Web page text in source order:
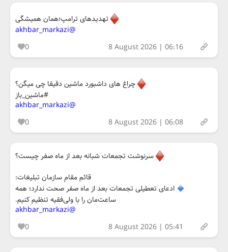
تهدیدهای ترامپ؛همان همیشگی
@akhbar_markazi
0
8 August 2026 | 06:16
چراغ های داشبورد ماشین دقیقا چی میگن؟
#ماشین_باز
@akhbar_markazi
0
8 August 2026 | 06:08
سرنوشت تجمعات شبانه بعد از ماه صفر چیست؟
قائم مقام سازمان تبلیغات:
ادعای تعطیلی تجمعات بعد از ماه صفر صحت ندارد؛ همه
ساعت‌مان را با ولی‌فقیه تنظیم‌ کنیم.
@akhbar_markazi
0
8 August 2026 | 05:41